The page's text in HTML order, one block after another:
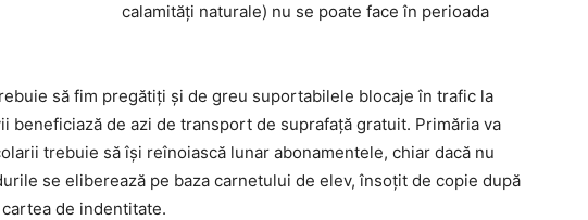
calamităţi naturale) nu se poate face în perioada
să fim pregătiți și de greu suportabilele blocaje în trafic la
beneficiază de azi de transport de suprafaţă gratuit. Primăria va
trebuie să îşi reînoiască lunar abonamentele, chiar dacă nu
se eliberează pe baza carnetului de elev, însoţit de copie după
de indentitate.